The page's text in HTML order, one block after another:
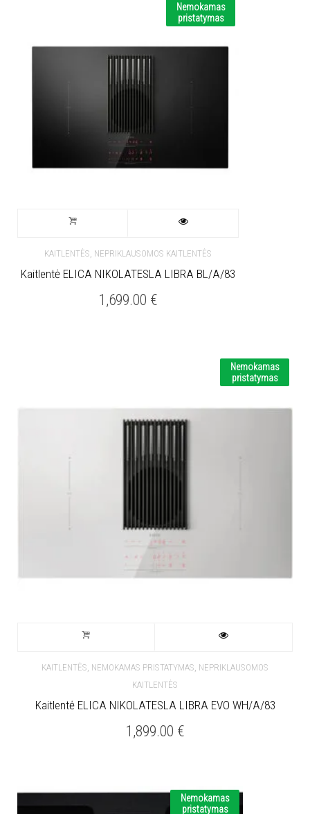
Nemokamas
pristatymas
KAITLENTĖS, NEPRIKLAUSOMOS KAITLENTĖS
Kaitlentė ELICA NIKOLATESLA LIBRA BL/A/83
1,699.00 €
Nemokamas
pristatymas
KAITLENTĖS, NEMOKAMAS PRISTATYMAS, NEPRIKLAUSOMOS
KAITLENTĖS
Kaitlentė ELICA NIKOLATESLA LIBRA EVO WH/A/83
1,899.00 €
Nemokamas
pristatymas